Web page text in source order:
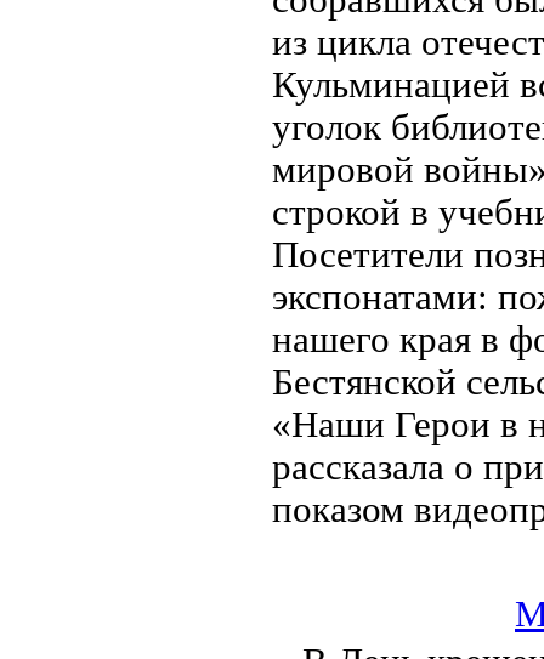
из цикла
Кульминацией
уголок
мировой
строкой в
Посетители
экспонатами:
нашего края в
Бестянской
«Наши Герои в
рассказала о
показом